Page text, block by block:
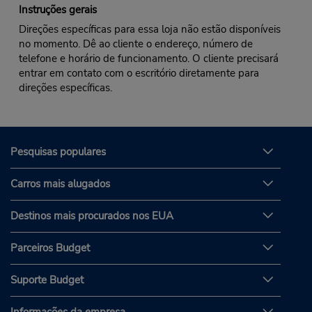
Instruções gerais
Direções específicas para essa loja não estão disponíveis
no momento. Dê ao cliente o endereço, número de
telefone e horário de funcionamento. O cliente precisará
entrar em contato com o escritório diretamente para
direções específicas.
Pesquisas populares
Carros mais alugados
Destinos mais procurados nos EUA
Parceiros Budget
Suporte Budget